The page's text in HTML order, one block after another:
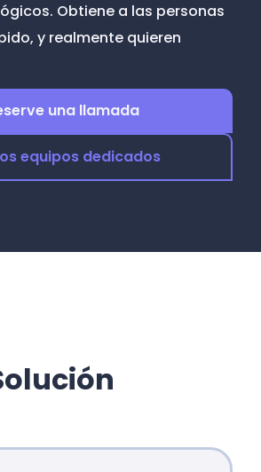
Obtiene a las personas
y realmente quieren
una llamada
equipos dedicados